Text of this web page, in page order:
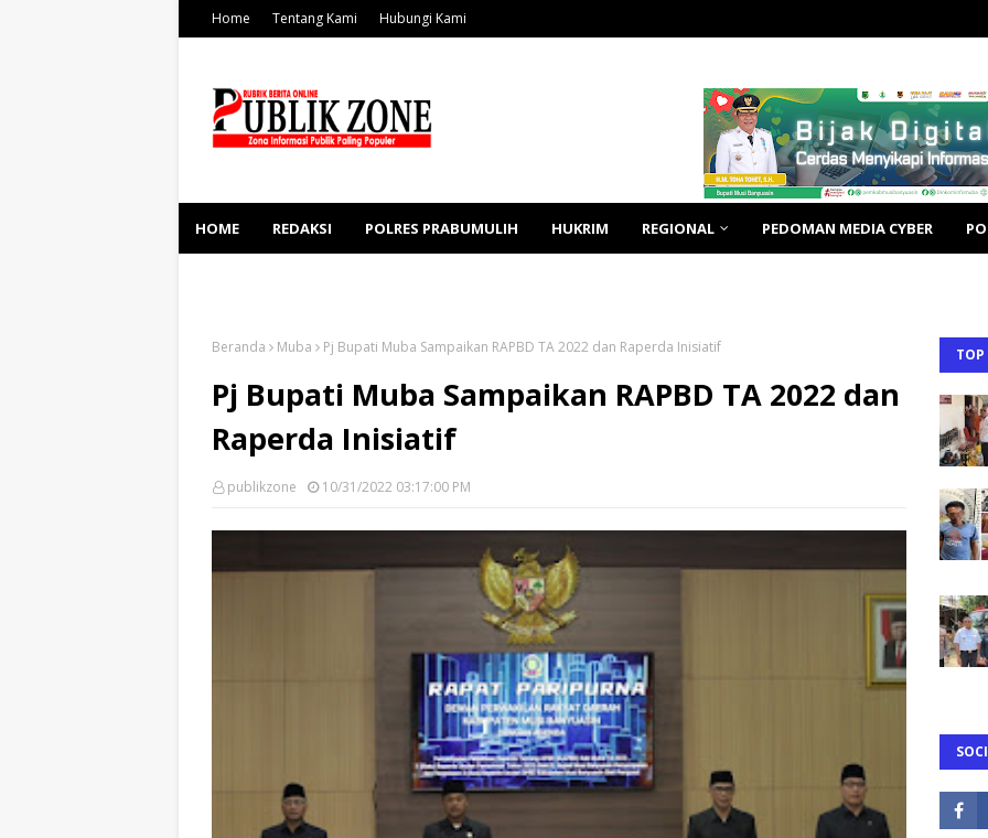
Home Tentang Kami Hubungi Kami
HOME REDAKSI POLRES PRABUMULIH HUKRIM REGIONAL PEDOMAN MEDIA CYBER
Beranda Muba Pj Bupati Muba Sampaikan RAPBD TA 2022 dan Raperda Inisiatif
Pj Bupati Muba Sampaikan RAPBD TA 2022 dan
Raperda Inisiatif
publikzone 10/31/2022 03:17:00 PM